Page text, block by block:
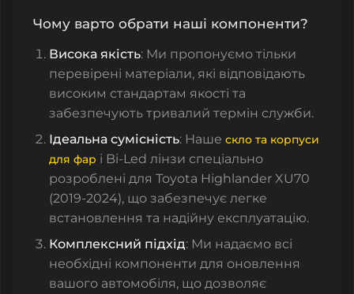
Чому варто обрати наші компоненти?
Висока якість: Ми пропонуємо тільки
перевірені матеріали, які відповідають
високим стандартам якості та
забезпечують тривалий термін служби.
Ідеальна сумісність: Наше скло та корпуси
для фар і Bi-Led лінзи спеціально
розроблені для Toyota Highlander XU70
(2019-2024), що забезпечує легке
встановлення та надійну експлуатацію.
Комплексний підхід: Ми надаємо всі
необхідні компоненти для оновлення
вашого автомобіля, що дозволяє